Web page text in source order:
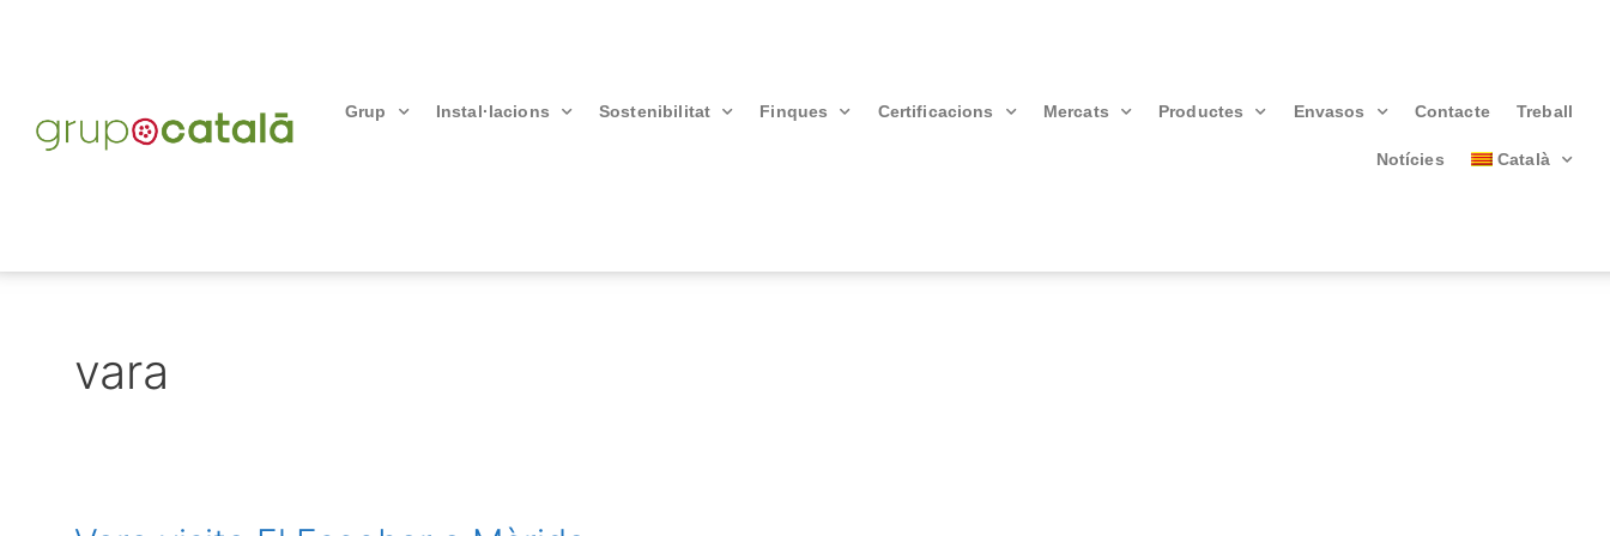
Grup Instal·lacions Sostenibilitat Finques Certificacions Mercats Productes Envasos Contacte Treball
Notícies Català
vara